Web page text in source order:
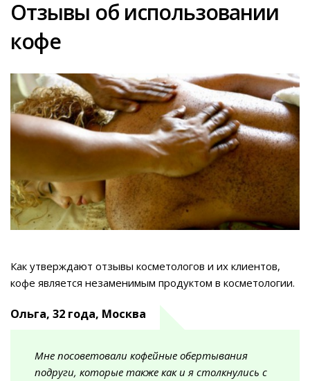
Отзывы об использовании
кофе
Как утверждают отзывы косметологов и их клиентов,
кофе является незаменимым продуктом в косметологии.
Ольга, 32 года, Москва
Мне посоветовали кофейные обертывания
подруги, которые также как и я столкнулись с